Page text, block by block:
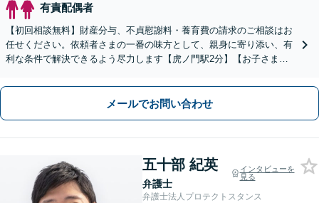
有責配偶者
【初回相談無料】財産分与、不貞慰謝料・養育費の請求のご相談はお
任せください。依頼者さまの一番の味方として、親身に寄り添い、有
利な条件で解決できるよう尽力します【虎ノ門駅2分】【お子さま連
メールでお問い合わせ
五十部 紀英
弁護士
インタビューを
見る
弁護士法人プロテクトスタンス